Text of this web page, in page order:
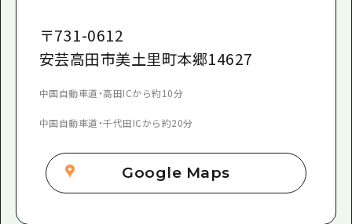
〒731-0612
安芸高田市美土里町本郷14627
中国自動車道・高田ICから約10分
中国自動車道・千代田ICから約20分
Google Maps